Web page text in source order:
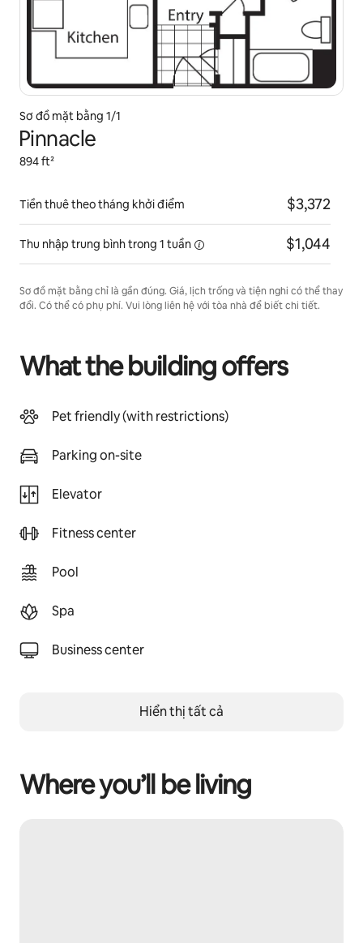
Sơ đồ mặt bằng 1/1
Pinnacle
894 ft²
Tiền thuê theo tháng khởi điểm $3,372
Thu nhập trung bình trong 1 tuần $1,044
Sơ đồ mặt bằng chỉ là gần đúng. Giá, lịch trống và tiện nghi có thể thay
đổi. Có thể có phụ phí. Vui lòng liên hệ với tòa nhà để biết chi tiết.
What the building offers
Pet friendly (with restrictions)
Parking on-site
Elevator
Fitness center
Pool
Spa
Business center
Hiển thị tất cả
Where you’ll be living